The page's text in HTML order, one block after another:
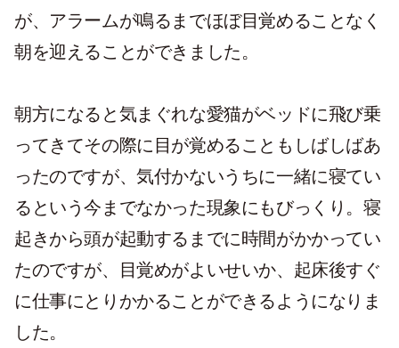
が、アラームが鳴るまでほぼ目覚めることなく
朝を迎えることができました。
朝方になると気まぐれな愛猫がベッドに飛び乗
ってきてその際に目が覚めることもしばしばあ
ったのですが、気付かないうちに一緒に寝てい
るという今までなかった現象にもびっくり。寝
起きから頭が起動するまでに時間がかかってい
たのですが、目覚めがよいせいか、起床後すぐ
に仕事にとりかかることができるようになりま
した。